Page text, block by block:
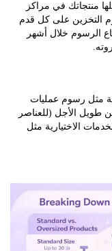
في مراكز
على كل قدم
خلال أشهر
عمليات
الأجل (للعناصر
مثل